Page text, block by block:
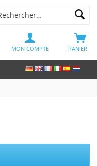
PANIER
MON COMPTE